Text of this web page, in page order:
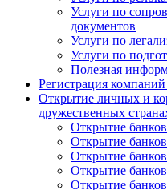
Услуги по
документов
Услуги по
Услуги по
Полезная
Регистрация
Открытие личных и
дружественных
Открытие
Открытие
Открытие
Открытие
Открытие